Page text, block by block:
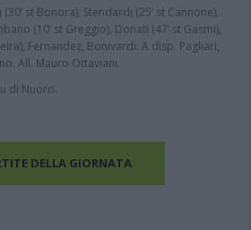
st Bonora), Stendardi (25’ st Cannone),
(10’ st Greggio), Donati (47’ st Gasmi),
Fernandez, Bonivardi. A disp. Pagliari,
All. Mauro Ottaviani.
di Nuoro.
DELLA GIORNATA